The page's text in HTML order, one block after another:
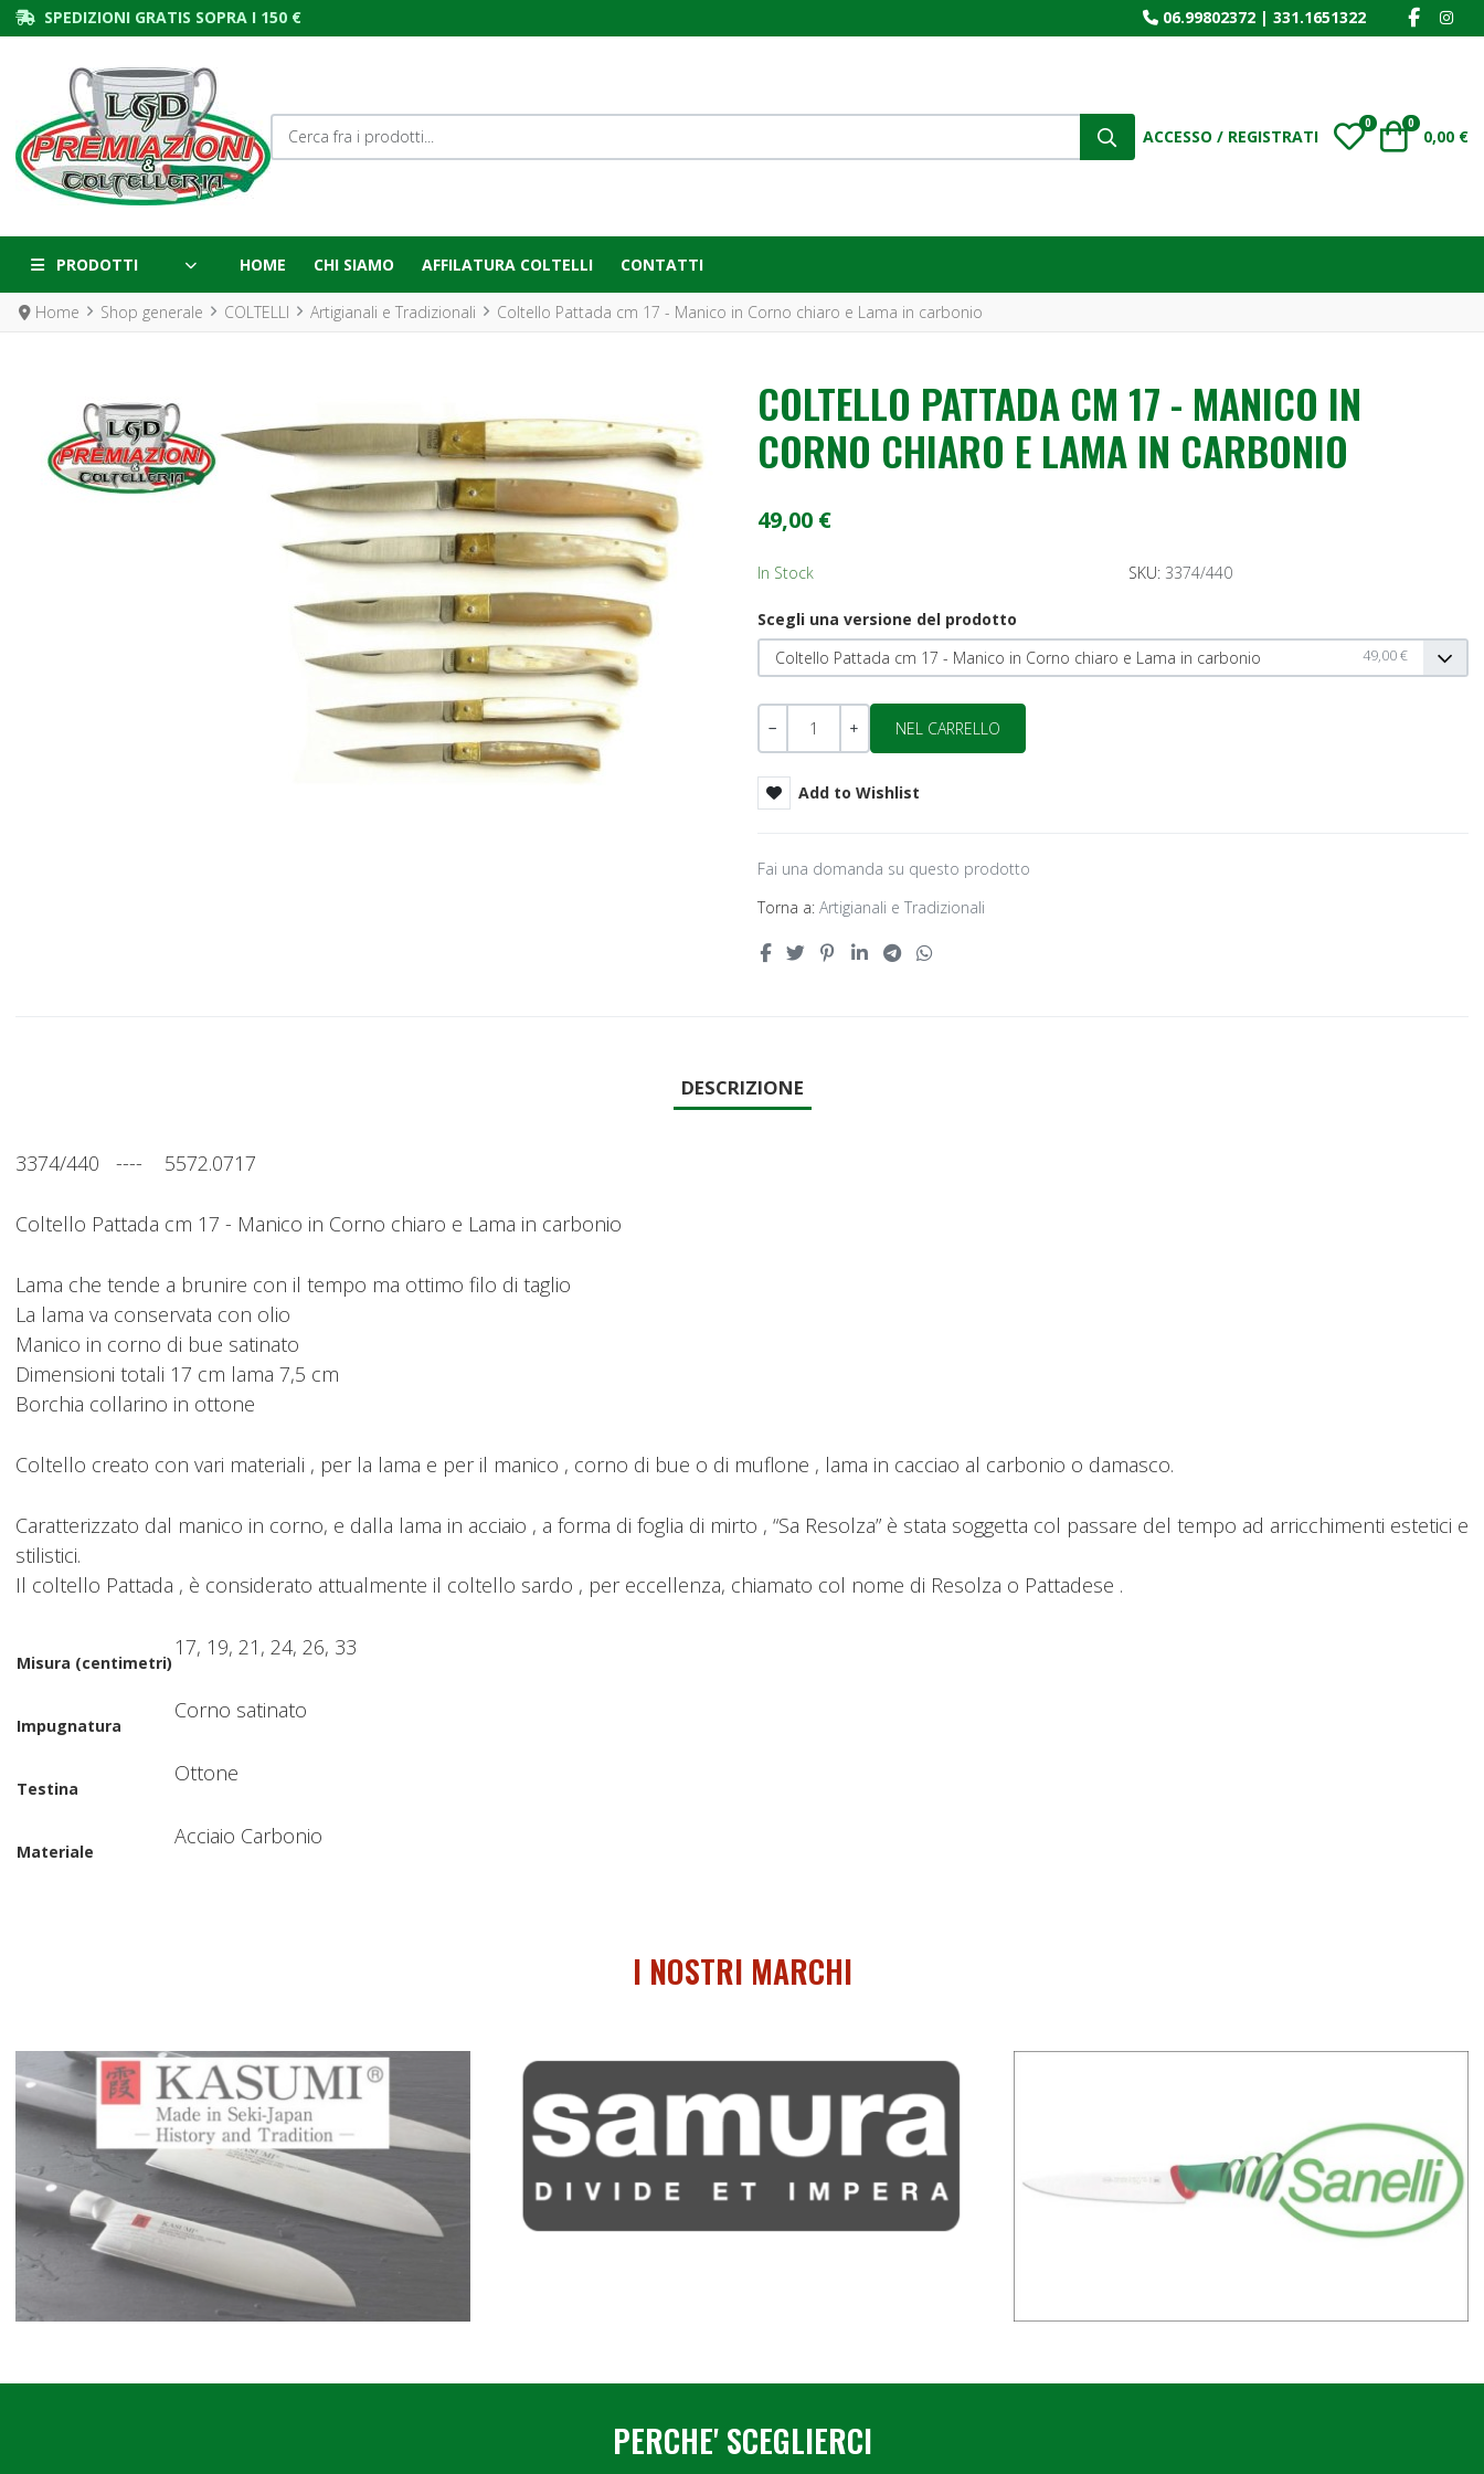
SPEDIZIONI GRATIS SOPRA I 150 € 06.99802372 | 331.1651322
Cerca fra i prodotti...
ACCESSO / REGISTRATI My Wishlist
0 Carrello
0
0,00 €
PRODOTTI HOME CHI SIAMO AFFILATURA COLTELLI CONTATTI
Home Shop generale COLTELLI Artigianali e Tradizionali Coltello Pattada cm 17 - Manico in Corno chiaro e Lama in carbonio
COLTELLO PATTADA CM 17 - MANICO IN
CORNO CHIARO E LAMA IN CARBONIO
49,00 €
In Stock SKU: 3374/440
Scegli una versione del prodotto
Coltello Pattada cm 17 - Manico in Corno chiaro e Lama in carbonio
49,00 €
Quantità
Add to Wishlist
Fai una domanda su questo prodotto
Torna a: Artigianali e Tradizionali
DESCRIZIONE
3374/440 ---- 5572.0717
Coltello Pattada cm 17 - Manico in Corno chiaro e Lama in carbonio
Lama che tende a brunire con il tempo ma ottimo filo di taglio
La lama va conservata con olio
Manico in corno di bue satinato
Dimensioni totali 17 cm lama 7,5 cm
Borchia collarino in ottone
Coltello creato con vari materiali , per la lama e per il manico , corno di bue o di muflone , lama in cacciao al carbonio o damasco.
Caratterizzato dal manico in corno, e dalla lama in acciaio , a forma di foglia di mirto , “Sa Resolza” è stata soggetta col passare del tempo ad arricchimenti estetici e
stilistici.
Il coltello Pattada , è considerato attualmente il coltello sardo , per eccellenza, chiamato col nome di Resolza o Pattadese .
Misura (centimetri)
17, 19, 21, 24, 26, 33
Impugnatura
Corno satinato
Testina
Ottone
Materiale
Acciaio Carbonio
I NOSTRI MARCHI
PERCHE' SCEGLIERCI